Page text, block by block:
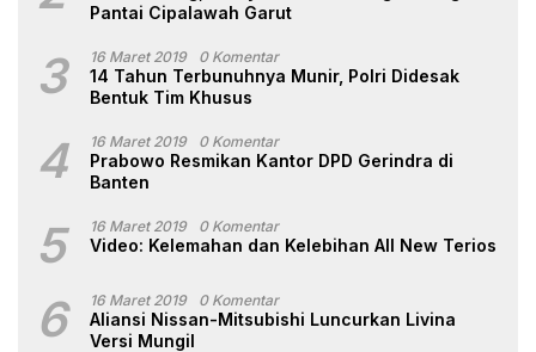
Pantai Cipalawah Garut
3 16 Maret 2019 0 Komentar
14 Tahun Terbunuhnya Munir, Polri Didesak
Bentuk Tim Khusus
4 16 Maret 2019 0 Komentar
Prabowo Resmikan Kantor DPD Gerindra di
Banten
5 16 Maret 2019 0 Komentar
Video: Kelemahan dan Kelebihan All New Terios
6 16 Maret 2019 0 Komentar
Aliansi Nissan-Mitsubishi Luncurkan Livina
Versi Mungil